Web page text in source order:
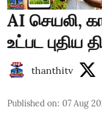
AI செயலி,
உட்பட புதிய
thanthitv
Published on: 07 Aug